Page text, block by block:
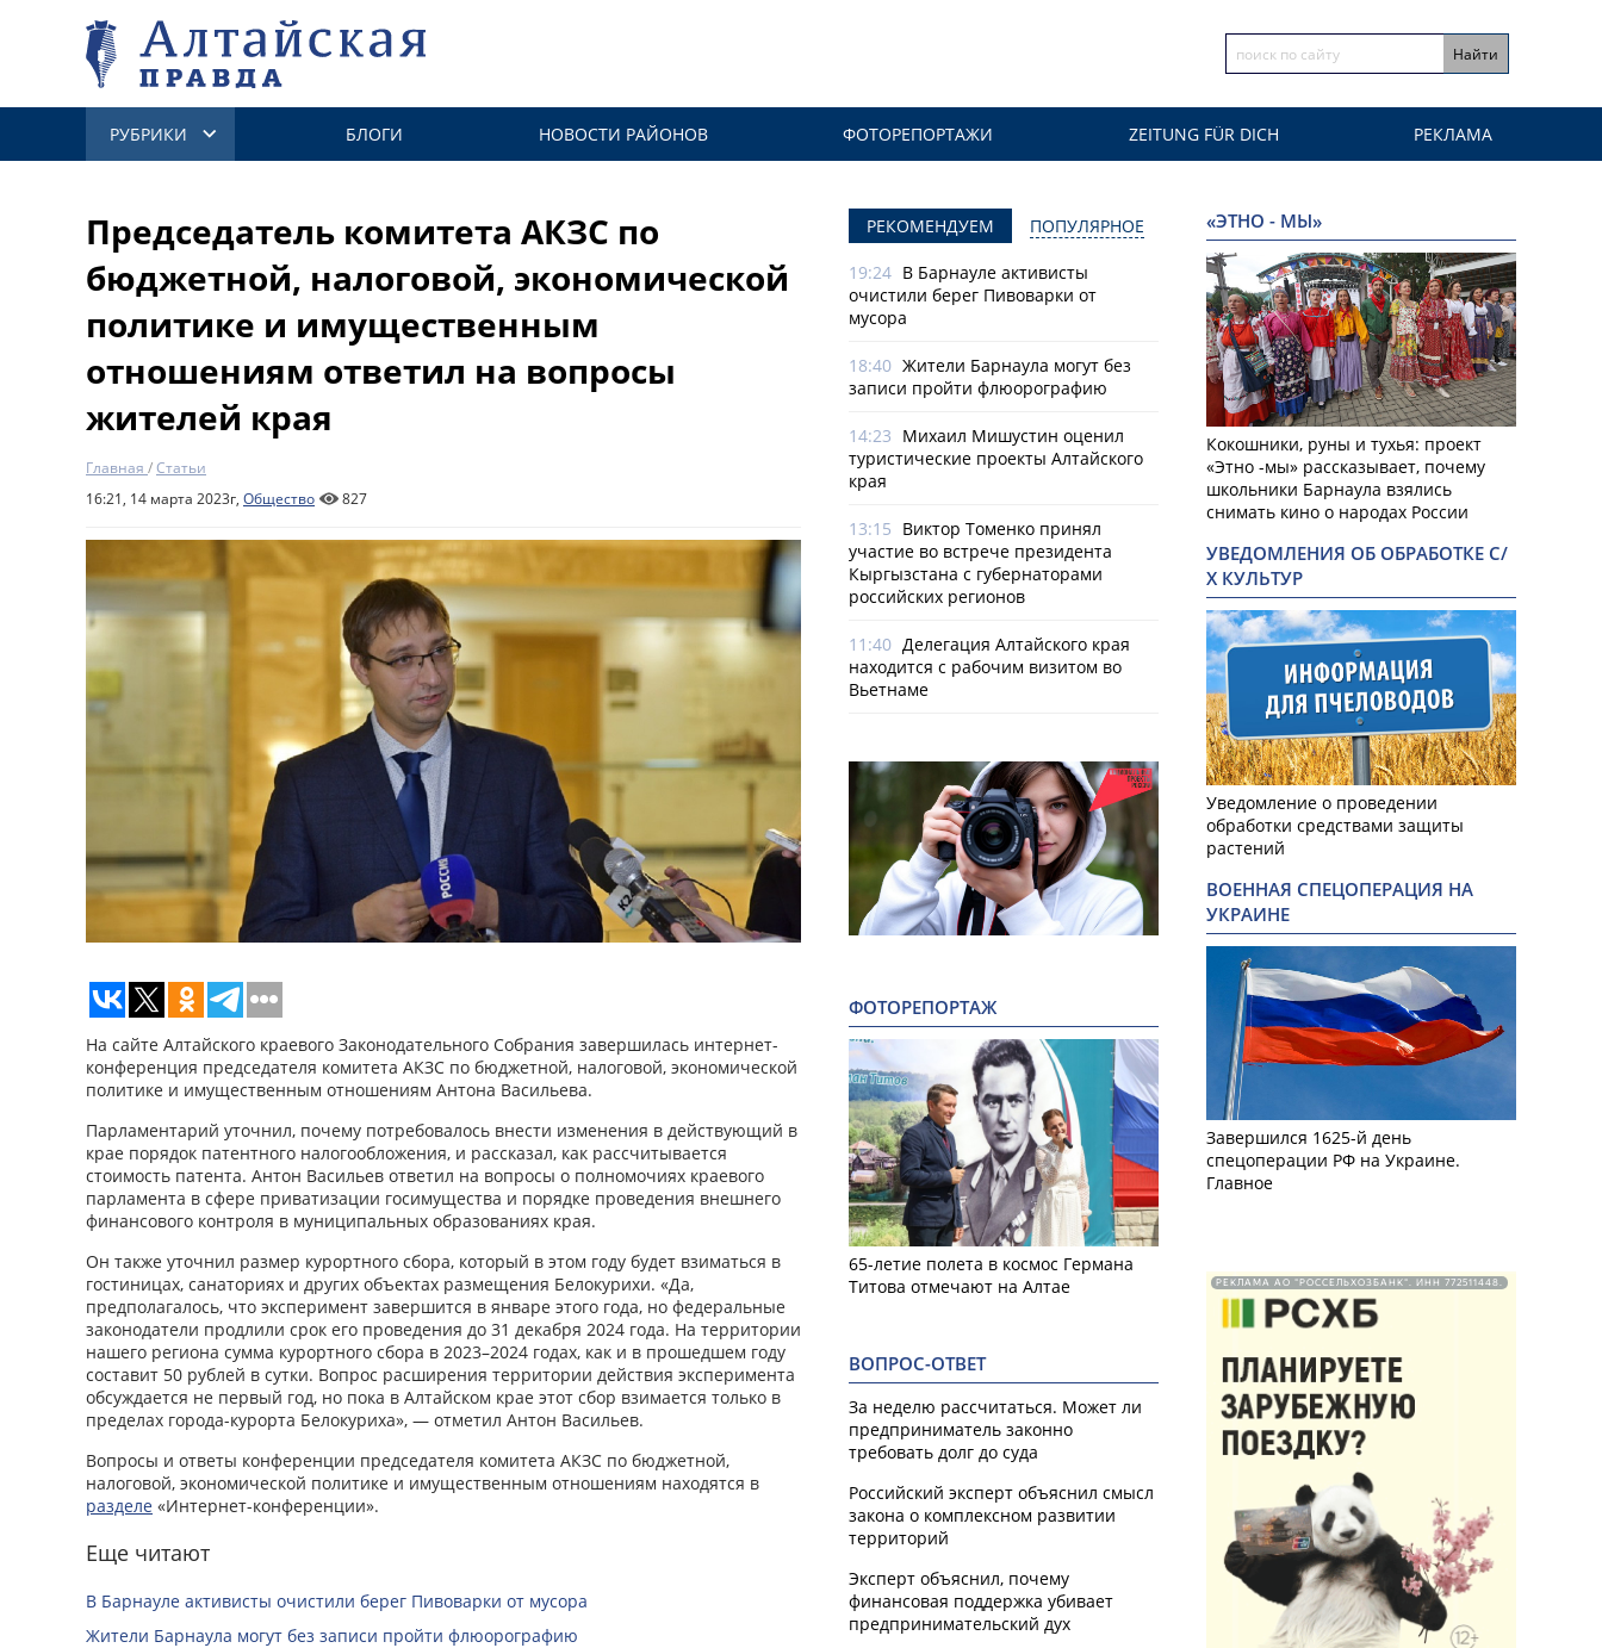
РУБРИКИ БЛОГИ НОВОСТИ РАЙОНОВ ФОТОРЕПОРТАЖИ ZEITUNG FÜR DICH РЕКЛАМА
Председатель комитета АКЗС по
бюджетной, налоговой, экономической
политике и имущественным
отношениям ответил на вопросы
жителей края
Главная /Статьи
16:21, 14 марта 2023г, Общество 827
На сайте Алтайского краевого Законодательного Собрания завершилась интернет-
конференция председателя комитета АКЗС по бюджетной, налоговой, экономической
политике и имущественным отношениям Антона Васильева.
Парламентарий уточнил, почему потребовалось внести изменения в действующий в
крае порядок патентного налогообложения, и рассказал, как рассчитывается
стоимость патента. Антон Васильев ответил на вопросы о полномочиях краевого
парламента в сфере приватизации госимущества и порядке проведения внешнего
финансового контроля в муниципальных образованиях края.
Он также уточнил размер курортного сбора, который в этом году будет взиматься в
гостиницах, санаториях и других объектах размещения Белокурихи. «Да,
предполагалось, что эксперимент завершится в январе этого года, но федеральные
законодатели продлили срок его проведения до 31 декабря 2024 года. На территории
нашего региона сумма курортного сбора в 2023–2024 годах, как и в прошедшем году
составит 50 рублей в сутки. Вопрос расширения территории действия эксперимента
обсуждается не первый год, но пока в Алтайском крае этот сбор взимается только в
пределах города-курорта Белокуриха», — отметил Антон Васильев.
Вопросы и ответы конференции председателя комитета АКЗС по бюджетной,
налоговой, экономической политике и имущественным отношениям находятся в
разделе «Интернет-конференции».
Еще читают
В Барнауле активисты очистили берег Пивоварки от мусора
Жители Барнаула могут без записи пройти флюорографию
РЕКОМЕНДУЕМ ПОПУЛЯРНОЕ
19:24 В Барнауле активисты
очистили берег Пивоварки от
мусора
18:40 Жители Барнаула могут без
записи пройти флюорографию
14:23 Михаил Мишустин оценил
туристические проекты Алтайского
края
13:15 Виктор Томенко принял
участие во встрече президента
Кыргызстана с губернаторами
российских регионов
11:40 Делегация Алтайского края
находится с рабочим визитом во
Вьетнаме
ФОТОРЕПОРТАЖ
65-летие полета в космос Германа
Титова отмечают на Алтае
ВОПРОС-ОТВЕТ
За неделю рассчитаться. Может ли
предприниматель законно
требовать долг до суда
Российский эксперт объяснил смысл
закона о комплексном развитии
территорий
Эксперт объяснил, почему
финансовая поддержка убивает
предпринимательский дух
«ЭТНО - МЫ»
Кокошники, руны и тухья: проект
«Этно -мы» рассказывает, почему
школьники Барнаула взялись
снимать кино о народах России
УВЕДОМЛЕНИЯ ОБ ОБРАБОТКЕ С/
Х КУЛЬТУР
Уведомление о проведении
обработки средствами защиты
растений
ВОЕННАЯ СПЕЦОПЕРАЦИЯ НА
УКРАИНЕ
Завершился 1625-й день
спецоперации РФ на Украине.
Главное
РЕКЛАМА АО "РОССЕЛЬХОЗБАНК". ИНН 772511448.